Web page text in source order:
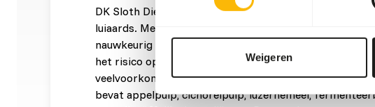
Weigeren
DK Sloth Diet is een aanvullend voer dat speciaal is
luiaards. Met een matig eiwitgehalte, zeer hoge
nauwkeurig uitgebalanceerde
het risico op mineralisatie van zacht weefsel te
veelvoorkomend probleem bij luiaards in
bevat appelpulp, cichoreipulp, luzernemeel,